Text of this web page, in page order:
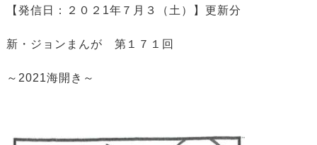
【発信日：２０２1年７月３（土）】更新分
新・ジョンまんが 第１７１回
～2021海開き～